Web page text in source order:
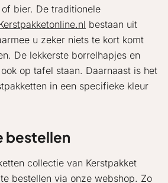
bier. De traditionele
bestaan uit
u zeker niets te kort komt
De lekkerste borrelhapjes en
op tafel staan. Daarnaast is het
in een specifieke kleur
bestellen
collectie van Kerstpakket
bestellen via onze webshop. Zo